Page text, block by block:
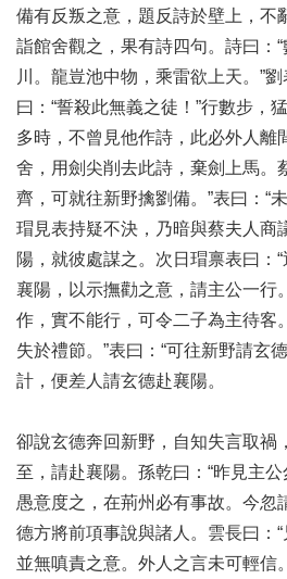
備有反叛之意，題反詩於壁上，不
詣館舍觀之，果有詩四句。詩曰：
川。龍豈池中物，乘雷欲上天。”
曰：“誓殺此無義之徒！”行數步，
多時，不曾見他作詩，此必外人離
舍，用劍尖削去此詩，棄劍上馬。
齊，可就往新野擒劉備。”表曰：“
瑁見表持疑不決，乃暗與蔡夫人商
陽，就彼處謀之。次日瑁禀表曰：
襄陽，以示撫勸之意，請主公一行
作，實不能行，可令二子為主待客
失於禮節。”表曰：“可往新野請玄
計，便差人請玄德赴襄陽。
卻說玄德奔回新野，自知失言取禍
至，請赴襄陽。孫乾曰：“昨見主公
愚意度之，在荊州必有事故。今忽
德方將前項事說與諸人。雲長曰：
並無嗔責之意。外人之言未可輕信